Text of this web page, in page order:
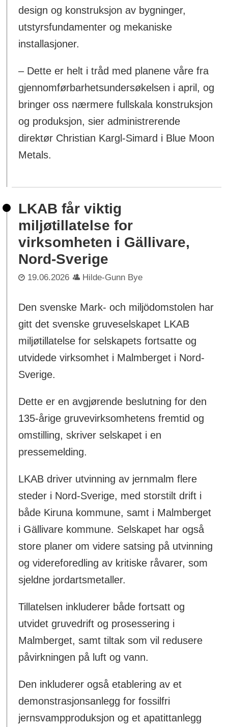
design og konstruksjon av bygninger,
utstyrsfundamenter og mekaniske
installasjoner.
– Dette er helt i tråd med planene våre fra
gjennomførbarhetsundersøkelsen i april, og
bringer oss nærmere fullskala konstruksjon
og produksjon, sier administrerende
direktør Christian Kargl-Simard i Blue Moon
Metals.
LKAB får viktig
miljøtillatelse for
virksomheten i Gällivare,
Nord-Sverige
19.06.2026 Hilde-Gunn Bye
Den svenske Mark- och miljödomstolen har
gitt det svenske gruveselskapet LKAB
miljøtillatelse for selskapets fortsatte og
utvidede virksomhet i Malmberget i Nord-
Sverige.
Dette er en avgjørende beslutning for den
135-årige gruvevirksomhetens fremtid og
omstilling, skriver selskapet i en
pressemelding.
LKAB driver utvinning av jernmalm flere
steder i Nord-Sverige, med storstilt drift i
både Kiruna kommune, samt i Malmberget
i Gällivare kommune. Selskapet har også
store planer om videre satsing på utvinning
og videreforedling av kritiske råvarer, som
sjeldne jordartsmetaller.
Tillatelsen inkluderer både fortsatt og
utvidet gruvedrift og prosessering i
Malmberget, samt tiltak som vil redusere
påvirkningen på luft og vann.
Den inkluderer også etablering av et
demonstrasjonsanlegg for fossilfri
jernsvampproduksjon og et apatittanlegg